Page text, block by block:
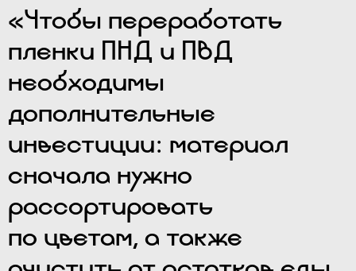
«Чтобы переработать
пленки ПНД и ПВД
необходимы
дополнительные
инвестиции: материал
сначала нужно
рассортировать
по цветам, а также